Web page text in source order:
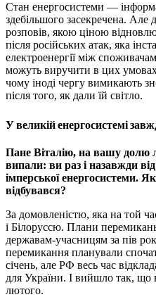
Стан енергосистеми —
здебільшого засекречена. Але
розповів, якою ціною
після російських атак, яка
електроенергії між
можуть виручити в цих умовах
чому іноді чергу вимикають
після того, як дали їй світло.
У великій енергосистемі
Пане Віталію, на вашу долю
випали: ви раз і назавжди
імперської енергосистеми.
відбувався?
За домовленістю, яка на той
і Білоруссю. Плани
державам-учасницям за пів
перемикання планували
січень, але РФ весь час
для України. І вийшло так, що
лютого.